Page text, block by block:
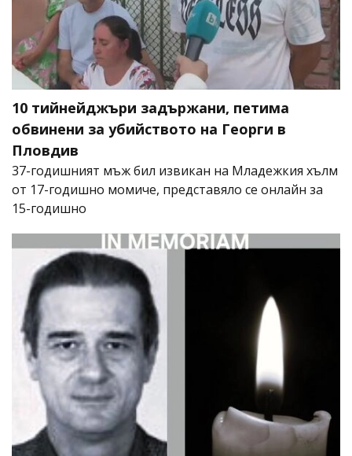
10 тийнейджъри задържани, петима
обвинени за убийството на Георги в
Пловдив
37-годишният мъж бил извикан на Младежкия хълм
от 17-годишно момиче, представяло се онлайн за
15-годишно